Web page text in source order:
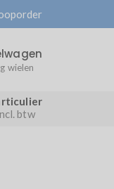
wielen
btw